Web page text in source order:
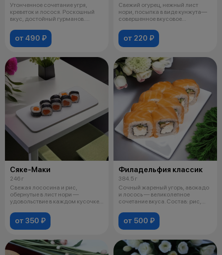
Утонченное сочетание угря,
креветок и лосося. Роскошный
вкус, достойный гурманов.
от 490 ₽
Свежий огурец, нежный лист
нори, посыпка в виде кунжута—
совершенное вкусовое
от 220 ₽
Сяке-Маки
246 г
Свежая лососина и рис,
обернутые в лист нори —
удовольствие в каждом кусочке.
от 350 ₽
Филадельфия классик
384.5 г
Сочный жареный угорь, авокадо
и лосось — великолепное
сочетание вкуса. Состав: рис,
от 500 ₽